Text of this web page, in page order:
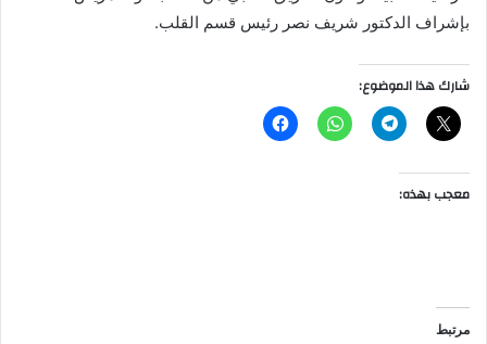
بإشراف الدكتور شريف نصر رئيس قسم القلب.
شارك هذا الموضوع:
معجب بهذه:
مرتبط